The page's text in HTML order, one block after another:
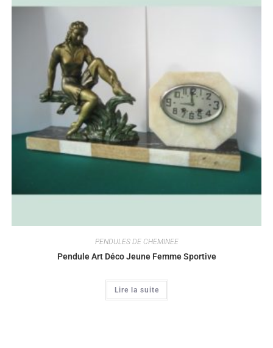
PENDULES DE CHEMINEE
Pendule Art Déco Jeune Femme Sportive
Lire la suite